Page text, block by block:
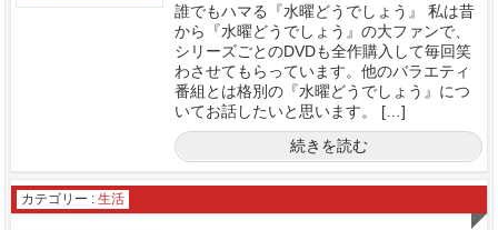
誰でもハマる『水曜どうでしょう』 私は昔
から『水曜どうでしょう』の大ファンで、
シリーズごとのDVDも全作購入して毎回笑
わさせてもらっています。他のバラエティ
番組とは格別の『水曜どうでしょう』につ
いてお話したいと思います。 […]
続きを読む
カテゴリー : 生活